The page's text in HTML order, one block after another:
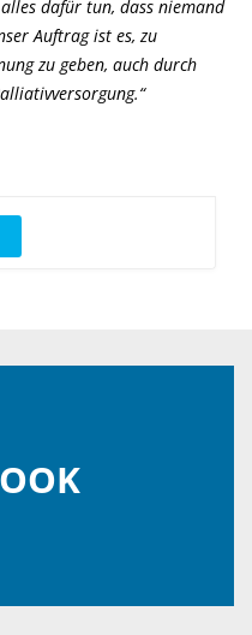
dafür tun, dass niemand
Auftrag ist es, zu
zu geben, auch durch